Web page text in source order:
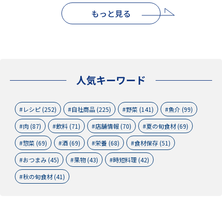
もっと見る
人気キーワード
レシピ (252) 自社商品 (225) 野菜 (141)
魚介 (99)
肉 (87)
飲料 (71) 店舗情報 (70)
夏の旬食材 (69)
惣菜 (69)
酒 (69) 栄養 (68)
食材保存 (51)
おつまみ (45)
果物 (43)
時短料理 (42)
秋の旬食材 (41)